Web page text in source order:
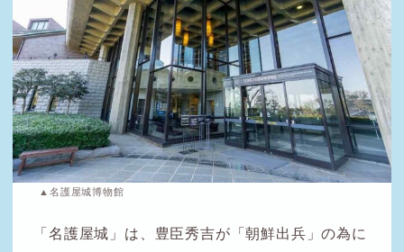
▲名護屋城博物館
「名護屋城」は、豊臣秀吉が「朝鮮出兵」の為に